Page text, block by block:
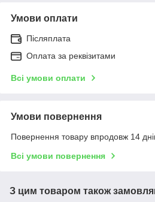
Умови оплати
Післяплата
Оплата за реквізитами
Всі умови оплати
Умови повернення
Повернення товару впродовж 14
Всі умови повернення
З цим товаром також